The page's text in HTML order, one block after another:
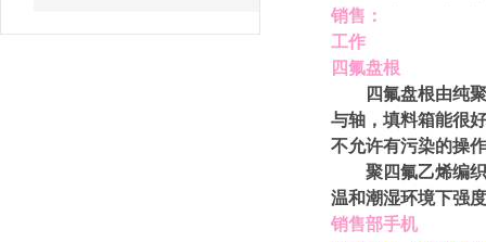
销售：
工作
四氟盘根
四氟盘根由纯聚
与轴，填料箱能很
不允许有污染的操
聚四氟乙烯编织
温和潮湿环境下强
销售部手机